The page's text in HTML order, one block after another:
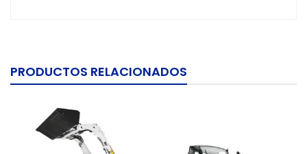
PRODUCTOS RELACIONADOS